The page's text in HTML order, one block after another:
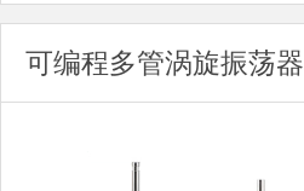
可编程多管涡旋振荡器